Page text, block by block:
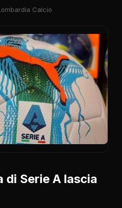
Calcio
di Serie A lascia